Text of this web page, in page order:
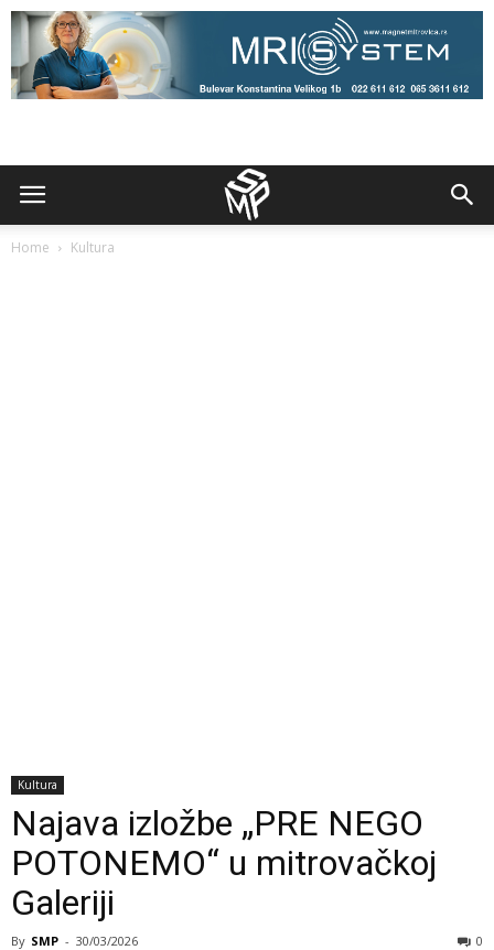
Home Kultura
Kultura
Najava izložbe „PRE NEGO
POTONEMO“ u mitrovačkoj
Galeriji
By SMP - 30/03/2026 0